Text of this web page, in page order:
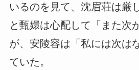
いるのを見て、沈眉荘は厳
と甄嬛は心配して「また次
が、安陵容は「私には次は
ていた。